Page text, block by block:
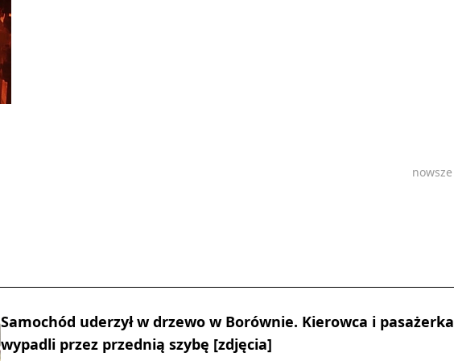
nowsze
Samochód uderzył w drzewo w Borównie. Kierowca i pasażerka
wypadli przez przednią szybę [zdjęcia]